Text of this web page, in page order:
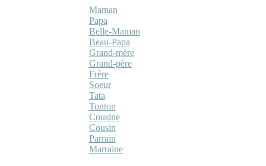
Maman
Papa
Belle-Maman
Beau-Papa
Grand-mère
Grand-père
Frère
Soeur
Tata
Tonton
Cousine
Cousin
Parrain
Marraine